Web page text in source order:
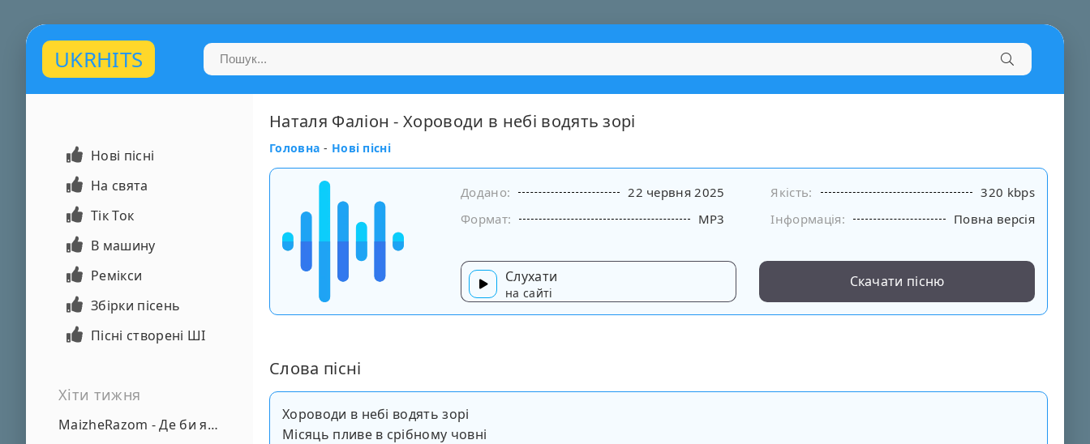
UKRHITS
Нові пісні
На свята
Тік Ток
В машину
Ремікси
Збірки пісень
Пісні створені ШІ
Хіти тижня
MaizheRazom - Де би я не був
Наталя Фаліон - Хороводи в небі водять зорі
Головна - Нові пісні
Додано: 22 червня 2025 Якість:
320 kbps
Формат:
MP3 Інформація: Повна версія
Слухати
на сайті
Скачати пісню
Слова пісні
Хороводи в небі водять зорі
Місяць пливе в срібному човні